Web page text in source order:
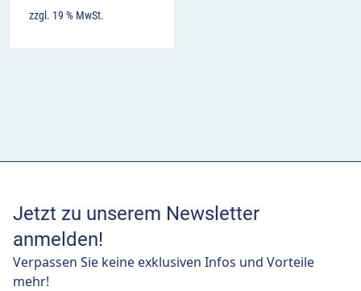
zzgl. 19 % MwSt.
Jetzt zu unserem Newsletter
anmelden!
Verpassen Sie keine exklusiven Infos und Vorteile
mehr!